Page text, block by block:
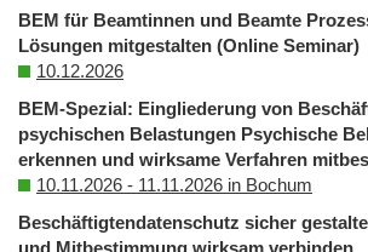
BEM für Beamtinnen und Beamte
Lösungen mitgestalten (Online Seminar)
10.12.2026
BEM-Spezial: Eingliederung von
psychischen Belastungen Psychische
erkennen und wirksame Verfahren
10.11.2026 - 11.11.2026 in Bochum
Beschäftigtendatenschutz sicher
und Mitbestimmung wirksam verbinden